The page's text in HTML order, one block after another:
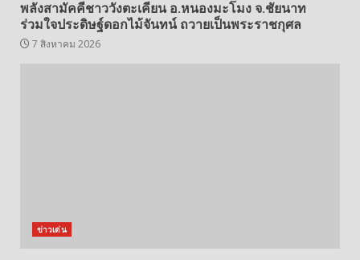
พลังสามัคคีชาววังตะเคียน อ.หนองมะโมง จ.ชัยนาท
ร่วมใจประดิษฐ์ดอกไม้จันทน์ ถวายเป็นพระราชกุศล
7 สิงหาคม 2026
ข่าวเด่น